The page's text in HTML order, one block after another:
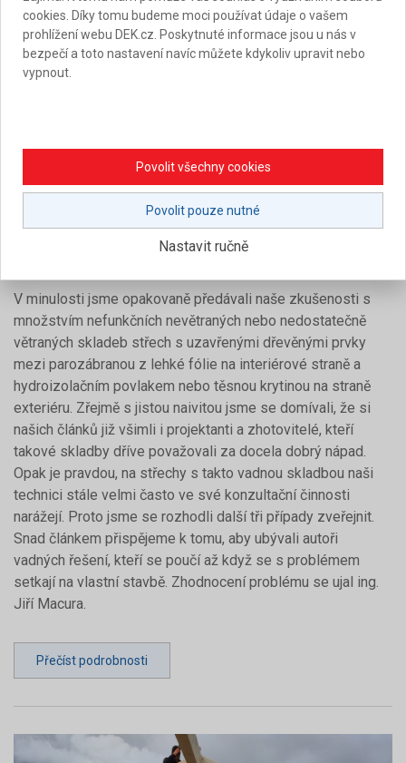
31. 10. 2024 Ing. Jiří Filip , Ing. Jiří Macura , David Svoboda
PROBLEMATICKÉ STŘECHY S DIFÚZNĚ
ZATÍM NEUBÝVAJÍ
2024
Vlhkostní režim skladby
Porucha vada
Střecha s povlakovou hydroizolací
V minulosti jsme opakovaně předávali naše zkušenosti s
množstvím nefunkčních nevětraných nebo nedostatečně
větraných skladeb střech s uzavřenými dřevěnými prvky
mezi parozábranou z lehké fólie na interiérové straně a
hydroizolačním povlakem nebo těsnou krytinou na straně
exteriéru. Zřejmě s jistou naivitou jsme se domívali, že si
našich článků již všimli i projektanti a zhotovitelé, kteří
takové skladby dříve považovali za docela dobrý nápad.
Opak je pravdou, na střechy s takto vadnou skladbou naši
technici stále velmi často ve své konzultační činnosti
narážejí. Proto jsme se rozhodli další tři případy zveřejnit.
Snad článkem přispějeme k tomu, aby ubývali autoři
vadných řešení, kteří se poučí až když se s problémem
setkají na vlastní stavbě. Zhodnocení problému se ujal ing.
Jiří Macura.
Přečíst podrobnosti
cookies. Díky tomu budeme moci používat údaje o vašem
prohlížení webu DEK.cz. Poskytnuté informace jsou u nás v
bezpečí a toto nastavení navíc můžete kdykoliv upravit nebo
vypnout.
Povolit všechny cookies
Povolit pouze nutné
Nastavit ručně